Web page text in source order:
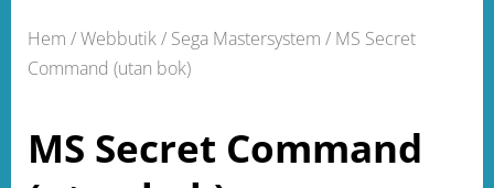
Hem /Webbutik/ Sega Mastersystem / MS Secret
Command (utan bok)
MS Secret Command